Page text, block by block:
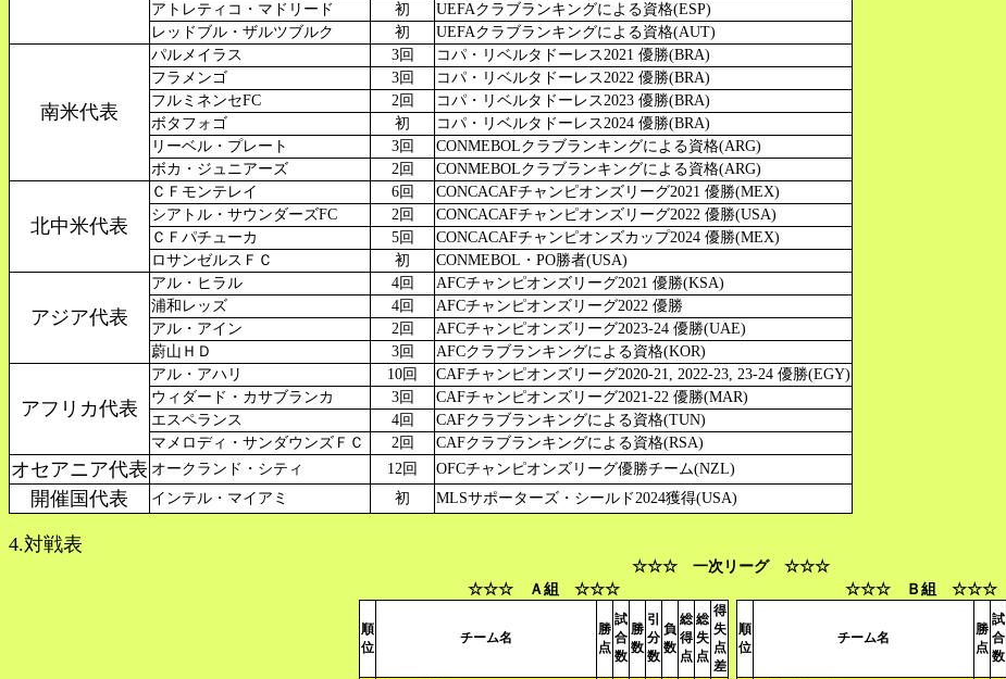
アトレティコ・マドリード
初
UEFAクラブランキングによる資格(ESP)
レッドブル・ザルツブルク
初 UEFAクラブランキングによる資格(AUT)
南米代表
パルメイラス 3回
コパ・リベルタドーレス2021 優勝(BRA)
フラメンゴ
3回
コパ・リベルタドーレス2022 優勝(BRA)
フルミネンセFC
2回
コパ・リベルタドーレス2023 優勝(BRA)
ボタフォゴ
初
コパ・リベルタドーレス2024 優勝(BRA)
リーベル・プレート
3回
CONMEBOLクラブランキングによる資格(ARG)
ボカ・ジュニアーズ
2回 CONMEBOLクラブランキングによる資格(ARG)
北中米代表
ＣＦモンテレイ 6回
CONCACAFチャンピオンズリーグ2021 優勝(MEX)
シアトル・サウンダーズFC
2回
CONCACAFチャンピオンズリーグ2022 優勝(USA)
ＣＦパチューカ
5回
CONCACAFチャンピオンズカップ2024 優勝(MEX)
ロサンゼルスＦＣ
初 CONMEBOL・PO勝者(USA)
アジア代表
アル・ヒラル 4回
AFCチャンピオンズリーグ2021 優勝(KSA)
浦和レッズ
4回
AFCチャンピオンズリーグ2022 優勝
アル・アイン
2回
AFCチャンピオンズリーグ2023-24 優勝(UAE)
蔚山ＨＤ
3回 AFCクラブランキングによる資格(KOR)
アフリカ代表
アル・アハリ 10回
CAFチャンピオンズリーグ2020-21, 2022-23, 23-24 優勝(EGY)
ウィダード・カサブランカ
3回
CAFチャンピオンズリーグ2021-22 優勝(MAR)
エスペランス
4回
CAFクラブランキングによる資格(TUN)
マメロディ・サンダウンズＦＣ
2回 CAFクラブランキングによる資格(RSA)
オセアニア代表 オークランド・シティ 12回 OFCチャンピオンズリーグ優勝チーム(NZL)
開催国代表 インテル・マイアミ 初 MLSサポーターズ・シールド2024獲得(USA)
4.対戦表
☆☆☆ 一次リーグ ☆☆☆
☆☆☆ Ａ組 ☆☆☆
順
位
チーム名
勝
点
試
合
数
勝
数
引
分
数
負
数
総
得
点
総
失
点
得
失
点
差
☆☆☆ Ｂ組 ☆☆☆
順
位
チーム名
勝
点
試
合
数